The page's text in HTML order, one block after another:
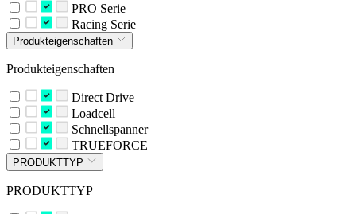
PRO Serie
Racing Serie
Produkteigenschaften
Produkteigenschaften
Direct Drive
Loadcell
Schnellspanner
TRUEFORCE
PRODUKTTYP
PRODUKTTYP